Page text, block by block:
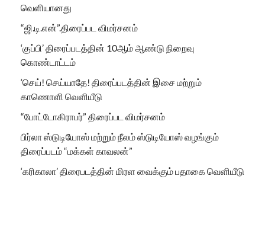
வெளியானது
“ஜி.டி.என்”.திரைப்பட விமர்சனம்
‘குப்பி’ திரைப்படத்தின் 10ஆம் ஆண்டு நிறைவு
கொண்டாட்டம்
‘செய்! செய்யாதே! திரைப்படத்தின் இசை மற்றும்
காணொளி வெளியீடு
“போட்டோகிராபர்” திரைப்பட விமர்சனம்
பிர்லா ஸ்டுடியோஸ் மற்றும் நீலம் ஸ்டுடியோஸ் வழங்கும்
திரைப்படம் “மக்கள் காவலன்”
‘கரிகாலா’ திரைபடத்தின் மிரள வைக்கும் பதாகை வெளியீடு